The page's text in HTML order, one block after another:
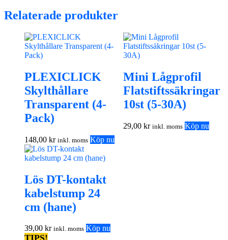
Relaterade produkter
PLEXICLICK
Skylthållare
Transparent (4-
Pack)
148,00 kr inkl. moms Köp nu
Mini Lågprofil
Flatstiftssäkringar
10st (5-30A)
29,00kr inkl. moms Köp nu
Lös DT-kontakt
kabelstump 24
cm (hane)
39,00 kr inkl. moms Köp nu